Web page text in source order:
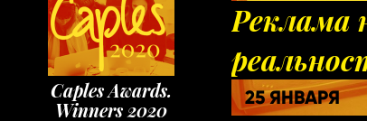
Caples Awards.
Winners 2020
Реклама
25 ЯНВАРЯ